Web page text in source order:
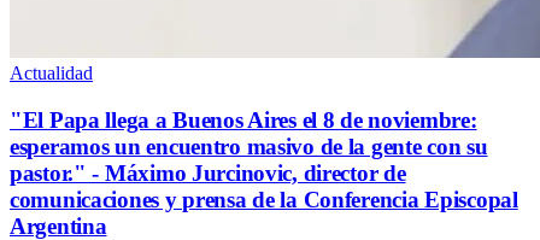
Actualidad
"El Papa llega a Buenos Aires el 8 de noviembre:
esperamos un encuentro masivo de la gente con su
pastor." - Máximo Jurcinovic, director de
comunicaciones y prensa de la Conferencia Episcopal
Argentina